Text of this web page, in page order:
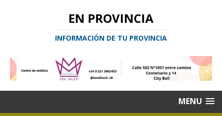
EN PROVINCIA
INFORMACIÓN DE TU PROVINCIA
MENU